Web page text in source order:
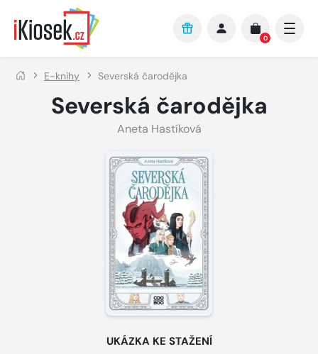
Přejít na hlavní obsah
0
E-knihy Severská čarodějka
Severská čarodějka
Aneta Hastíková
UKÁZKA KE STAŽENÍ